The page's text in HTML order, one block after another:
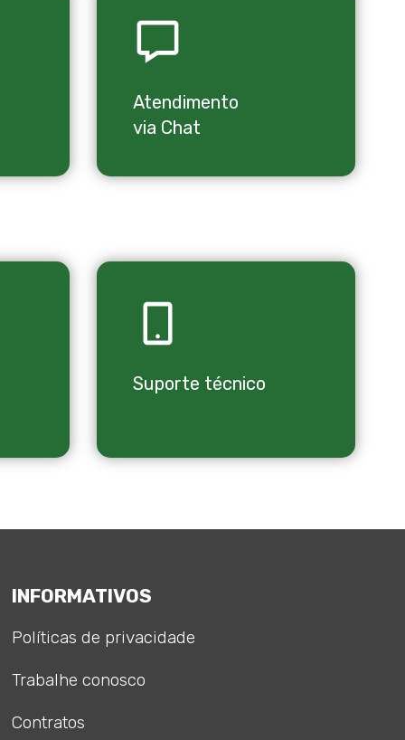
Atendimento
via Chat
Suporte técnico
INFORMATIVOS
Políticas de privacidade
Trabalhe conosco
Contratos